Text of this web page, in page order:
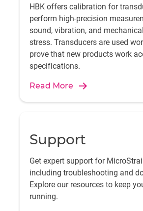
HBK offers calibration for
perform high-precision
sound, vibration, and
stress. Transducers are used
prove that new products work
specifications.
Read More
Support
Get expert support for
including troubleshooting and
Explore our resources to keep
running.